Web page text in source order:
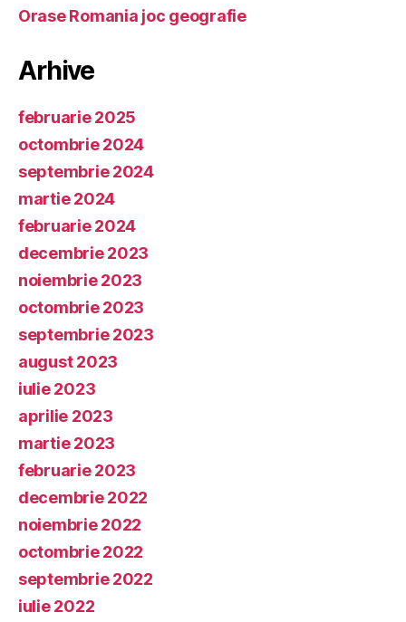
Orase Romania joc geografie
Arhive
februarie 2025
octombrie 2024
septembrie 2024
martie 2024
februarie 2024
decembrie 2023
noiembrie 2023
octombrie 2023
septembrie 2023
august 2023
iulie 2023
aprilie 2023
martie 2023
februarie 2023
decembrie 2022
noiembrie 2022
octombrie 2022
septembrie 2022
iulie 2022